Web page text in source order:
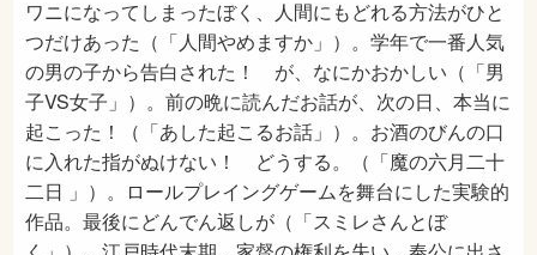
ワニになってしまったぼく、人間にもどれる方法がひと
つだけあった（「人間やめますか」）。学年で一番人気
の男の子から告白された！ が、なにかおかしい（「男
子VS女子」）。前の晩に読んだお話が、次の日、本当に
起こった！（「あした起こるお話」）。お酒のびんの口
に入れた指がぬけない！ どうする。（「魔の六月二十
二日 」）。ロールプレイングゲームを舞台にした実験的
作品。最後にどんでん返しが（「スミレさんとぼ